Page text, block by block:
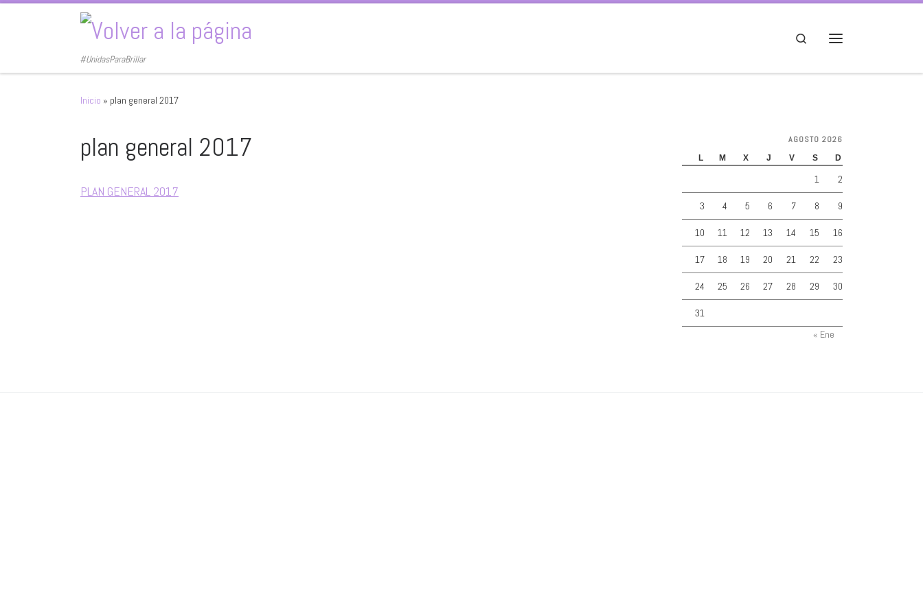
Saltar al contenido
#UnidasParaBrillar
Search
Inicio » plan general 2017
plan general 2017
PLAN GENERAL 2017
AGOSTO 2026
L M X J V S D
1 2
3 4 5 6 7 8 9
10 11 12 13 14 15 16
17 18 19 20 21 22 23
24 25 26 27 28 29 30
31
« Ene